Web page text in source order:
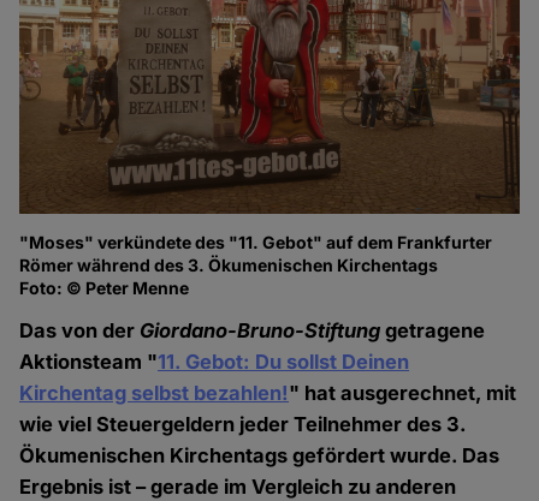
"Moses" verkündete des "11. Gebot" auf dem Frankfurter
Römer während des 3. Ökumenischen Kirchentags
Foto: © Peter Menne
Das von der Giordano-Bruno-Stiftung getragene
Aktionsteam "11. Gebot: Du sollst Deinen
Kirchentag selbst bezahlen!" hat ausgerechnet, mit
wie viel Steuergeldern jeder Teilnehmer des 3.
Ökumenischen Kirchentags gefördert wurde. Das
Ergebnis ist – gerade im Vergleich zu anderen